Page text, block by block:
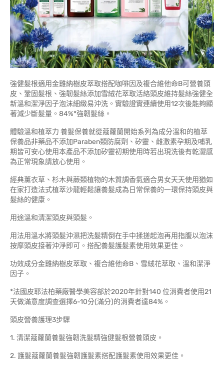
強健髮根適用金雞納樹皮萃取搭配咖啡因及複合維他命B可營養頭
皮、鞏固髮根、強韌髮絲添加雪絨花萃取活絡頭皮維持髮絲強健全
新溫和潔淨因子泡沬細緻易沖洗。實驗證實連續使用12次後能夠顯
著減少斷髮量。84%*強韌髮絲。
體驗溫和植萃力 養髮保養就從蔻蘿蘭開始系列為成分溫和的植萃
保養品非藥品不添加Paraben類防腐劑、矽靈、雌激素孕期及哺乳
期皆可安心使用本產品不添加矽靈初期使用時若出現洗後有乾澀感
為正常現象請放心使用。
經典薰衣草、杉木與蕨類植物的木質調香氣適合男女天天使用猶如
在家打造法式植萃沙龍輕鬆讓養髮成為日常保養的一環保持頭皮與
髮絲的健康。
用途溫和清潔頭皮與頭髮。
用法用溫水將頭髮沖濕把洗髮精倒在手中揉搓起泡再用指腹以泡沫
按摩頭皮接著沖淨即可。搭配養髮護髮素使用效果更佳。
功效成分金雞納樹皮萃取、複合維他命B、雪絨花萃取、溫和潔淨
因子。
*法國皮耶法柏藥廠醫學美容部於2020年針對140 位消費者使用21
天做滿意度調查選擇6-10分(滿分)的消費者達84%。
頭皮營養護理3步驟
1. 清潔蔻蘿蘭養髮強韌洗髮精強健髮根營養頭皮。
2. 護髮蔻蘿蘭養髮強韌護髮素搭配護髮素使用效果更佳。